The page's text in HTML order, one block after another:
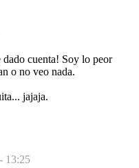
dado cuenta! Soy lo peor
o no veo nada.
jajaja.
13:25